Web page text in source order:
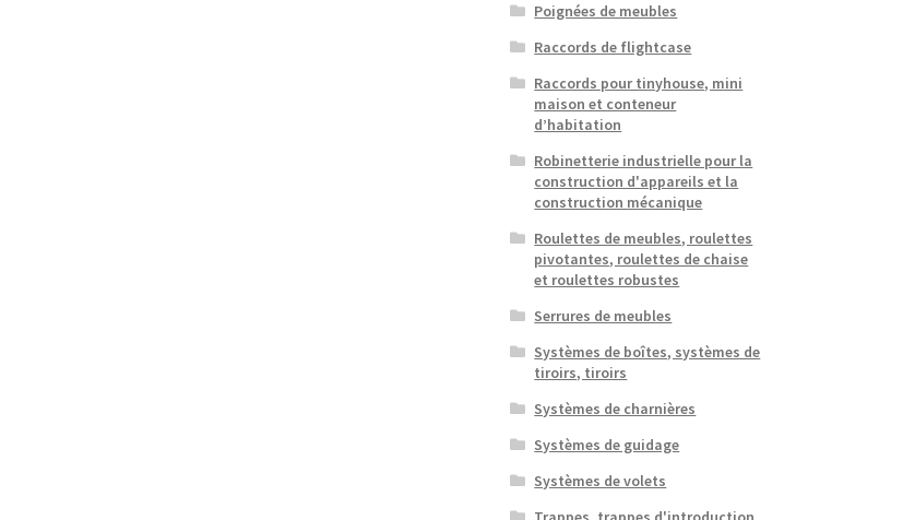
Poignées de meubles
Raccords de flightcase
Raccords pour tinyhouse, mini
maison et conteneur
d’habitation
Robinetterie industrielle pour la
construction d'appareils et la
construction mécanique
Roulettes de meubles, roulettes
pivotantes, roulettes de chaise
et roulettes robustes
Serrures de meubles
Systèmes de boîtes, systèmes de
tiroirs, tiroirs
Systèmes de charnières
Systèmes de guidage
Systèmes de volets